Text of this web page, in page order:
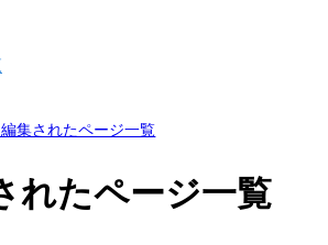
集されたページ一覧
れたページ一覧